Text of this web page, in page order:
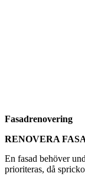
Fasadrenovering
RENOVERA
En fasad behöver
prioriteras, då